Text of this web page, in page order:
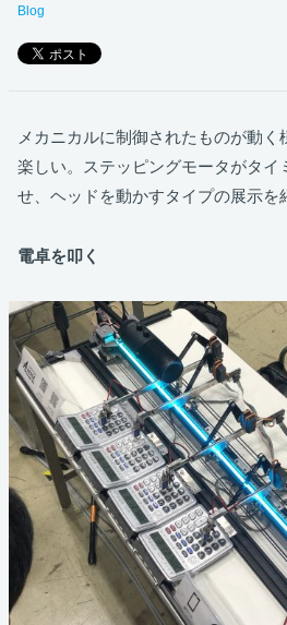
Blog
メカニカルに制御されたものが動く
楽しい。ステッピングモータがタイ
せ、ヘッドを動かすタイプの展示を
電卓を叩く